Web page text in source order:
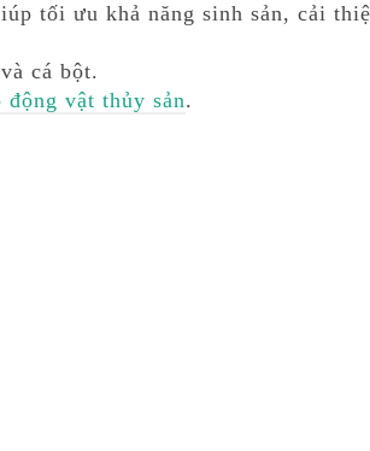
tối ưu khả năng sinh sản, cải
cá bột.
động vật thủy sản.